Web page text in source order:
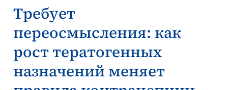
Требует
переосмысления: как
рост тератогенных
назначений меняет